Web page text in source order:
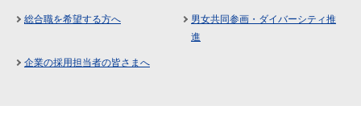
総合職を希望する方へ
男女共同参画・ダイバーシティ推
進
企業の採用担当者の皆さまへ